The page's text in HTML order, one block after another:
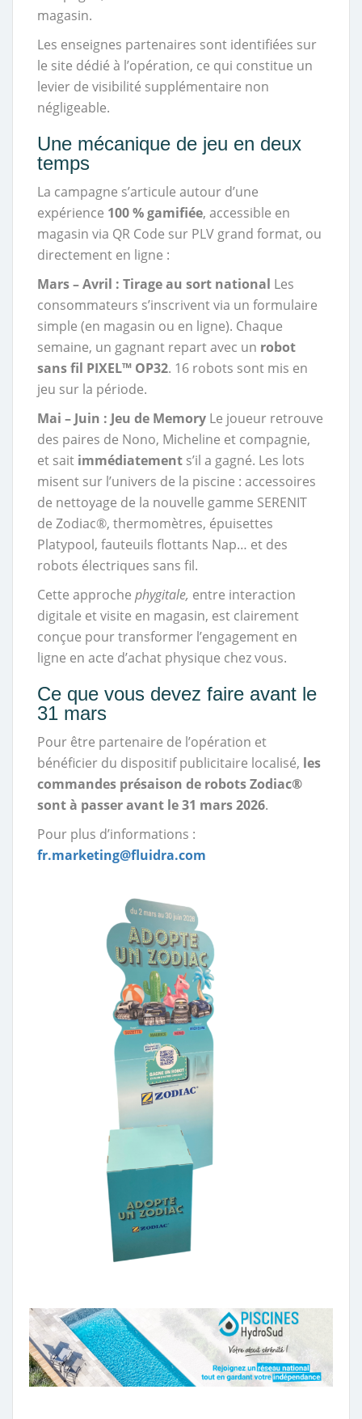
magasin.
Les enseignes partenaires sont identifiées sur
le site dédié à l’opération, ce qui constitue un
levier de visibilité supplémentaire non
négligeable.
Une mécanique de jeu en deux
temps
La campagne s’articule autour d’une
expérience 100 % gamifiée, accessible en
magasin via QR Code sur PLV grand format, ou
directement en ligne :
Mars – Avril : Tirage au sort national Les
consommateurs s’inscrivent via un formulaire
simple (en magasin ou en ligne). Chaque
semaine, un gagnant repart avec un robot
sans fil PIXEL™ OP32. 16 robots sont mis en
jeu sur la période.
Mai – Juin : Jeu de Memory Le joueur retrouve
des paires de Nono, Micheline et compagnie,
et sait immédiatement s’il a gagné. Les lots
misent sur l’univers de la piscine : accessoires
de nettoyage de la nouvelle gamme SERENIT
de Zodiac®, thermomètres, épuisettes
Platypool, fauteuils flottants Nap… et des
robots électriques sans fil.
Cette approche phygitale, entre interaction
digitale et visite en magasin, est clairement
conçue pour transformer l’engagement en
ligne en acte d’achat physique chez vous.
Ce que vous devez faire avant le
31 mars
Pour être partenaire de l’opération et
bénéficier du dispositif publicitaire localisé, les
commandes présaison de robots Zodiac®
sont à passer avant le 31 mars 2026.
Pour plus d’informations :
fr.marketing@fluidra.com